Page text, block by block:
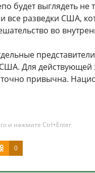
будет выглядеть не
все разведки США,
во
Для действующей
привычна.
и нажмите Ctrl+Enter
0